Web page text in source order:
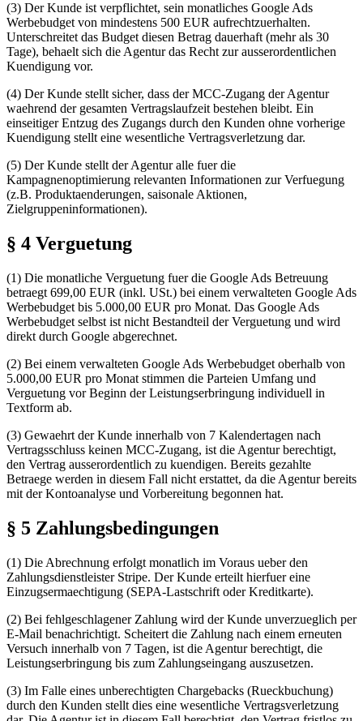
(3) Der Kunde ist verpflichtet, sein monatliches Google Ads
Werbebudget von mindestens 500 EUR aufrechtzuerhalten.
Unterschreitet das Budget diesen Betrag dauerhaft (mehr als 30
Tage), behaelt sich die Agentur das Recht zur ausserordentlichen
Kuendigung vor.
(4) Der Kunde stellt sicher, dass der MCC-Zugang der Agentur
waehrend der gesamten Vertragslaufzeit bestehen bleibt. Ein
einseitiger Entzug des Zugangs durch den Kunden ohne vorherige
Kuendigung stellt eine wesentliche Vertragsverletzung dar.
(5) Der Kunde stellt der Agentur alle fuer die
Kampagnenoptimierung relevanten Informationen zur Verfuegung
(z.B. Produktaenderungen, saisonale Aktionen,
Zielgruppeninformationen).
§ 4 Verguetung
(1) Die monatliche Verguetung fuer die Google Ads Betreuung
betraegt 699,00 EUR (inkl. USt.) bei einem verwalteten Google Ads
Werbebudget bis 5.000,00 EUR pro Monat. Das Google Ads
Werbebudget selbst ist nicht Bestandteil der Verguetung und wird
direkt durch Google abgerechnet.
(2) Bei einem verwalteten Google Ads Werbebudget oberhalb von
5.000,00 EUR pro Monat stimmen die Parteien Umfang und
Verguetung vor Beginn der Leistungserbringung individuell in
Textform ab.
(3) Gewaehrt der Kunde innerhalb von 7 Kalendertagen nach
Vertragsschluss keinen MCC-Zugang, ist die Agentur berechtigt,
den Vertrag ausserordentlich zu kuendigen. Bereits gezahlte
Betraege werden in diesem Fall nicht erstattet, da die Agentur bereits
mit der Kontoanalyse und Vorbereitung begonnen hat.
§ 5 Zahlungsbedingungen
(1) Die Abrechnung erfolgt monatlich im Voraus ueber den
Zahlungsdienstleister Stripe. Der Kunde erteilt hierfuer eine
Einzugsermaechtigung (SEPA-Lastschrift oder Kreditkarte).
(2) Bei fehlgeschlagener Zahlung wird der Kunde unverzueglich per
E-Mail benachrichtigt. Scheitert die Zahlung nach einem erneuten
Versuch innerhalb von 7 Tagen, ist die Agentur berechtigt, die
Leistungserbringung bis zum Zahlungseingang auszusetzen.
(3) Im Falle eines unberechtigten Chargebacks (Rueckbuchung)
durch den Kunden stellt dies eine wesentliche Vertragsverletzung